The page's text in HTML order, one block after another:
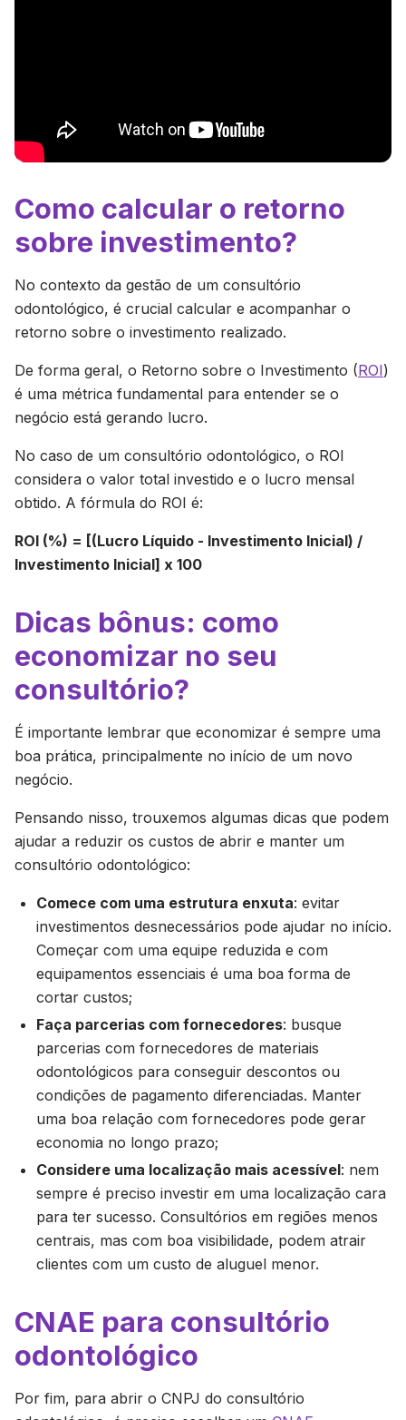
Como calcular o retorno
sobre investimento?
No contexto da gestão de um consultório
odontológico, é crucial calcular e acompanhar o
retorno sobre o investimento realizado.
De forma geral, o Retorno sobre o Investimento (ROI)
é uma métrica fundamental para entender se o
negócio está gerando lucro.
No caso de um consultório odontológico, o ROI
considera o valor total investido e o lucro mensal
obtido. A fórmula do ROI é:
ROI (%) = [(Lucro Líquido - Investimento Inicial) /
Investimento Inicial] x 100
Dicas bônus: como
economizar no seu
consultório?
É importante lembrar que economizar é sempre uma
boa prática, principalmente no início de um novo
negócio.
Pensando nisso, trouxemos algumas dicas que podem
ajudar a reduzir os custos de abrir e manter um
consultório odontológico:
Comece com uma estrutura enxuta: evitar
investimentos desnecessários pode ajudar no início.
Começar com uma equipe reduzida e com
equipamentos essenciais é uma boa forma de
cortar custos;
Faça parcerias com fornecedores: busque
parcerias com fornecedores de materiais
odontológicos para conseguir descontos ou
condições de pagamento diferenciadas. Manter
uma boa relação com fornecedores pode gerar
economia no longo prazo;
Considere uma localização mais acessível: nem
sempre é preciso investir em uma localização cara
para ter sucesso. Consultórios em regiões menos
centrais, mas com boa visibilidade, podem atrair
clientes com um custo de aluguel menor.
CNAE para consultório
odontológico
Por fim, para abrir o CNPJ do consultório